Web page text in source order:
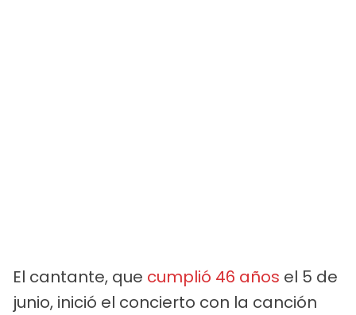
El cantante, que cumplió 46 años el 5 de
junio, inició el concierto con la canción